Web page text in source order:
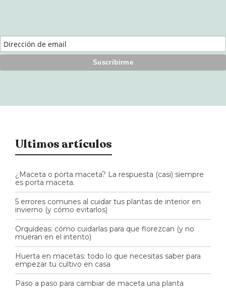
Ultimos artículos
¿Maceta o porta maceta? La respuesta (casi) siempre
es porta maceta.
5 errores comunes al cuidar tus plantas de interior en
invierno (y cómo evitarlos)
Orquídeas: cómo cuidarlas para que florezcan (y no
mueran en el intento)
Huerta en macetas: todo lo que necesitas saber para
empezar tu cultivo en casa
Paso a paso para cambiar de maceta una planta